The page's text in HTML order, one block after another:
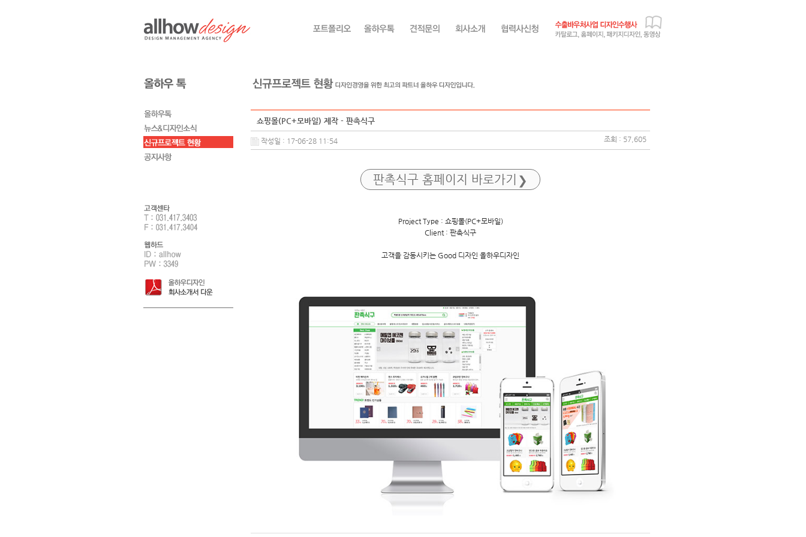
쇼핑몰(PC+모바일) 제작 - 판촉식구
작성일 : 17-06-28 11:54 조회 : 57,605
판촉식구 홈페이지 바로가기
Project Type : 쇼핑몰(PC+모바일)
Client : 판촉식구
고객을 감동시키는 Good 디자인 올하우디자인